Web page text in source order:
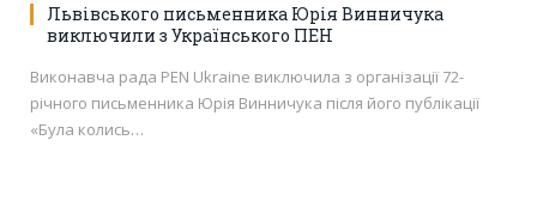
Львівського письменника Юрія Винничука
виключили з Українського ПЕН
Виконавча рада PEN Ukraine виключила з організації 72-
річного письменника Юрія Винничука після його публікації
«Була колись…